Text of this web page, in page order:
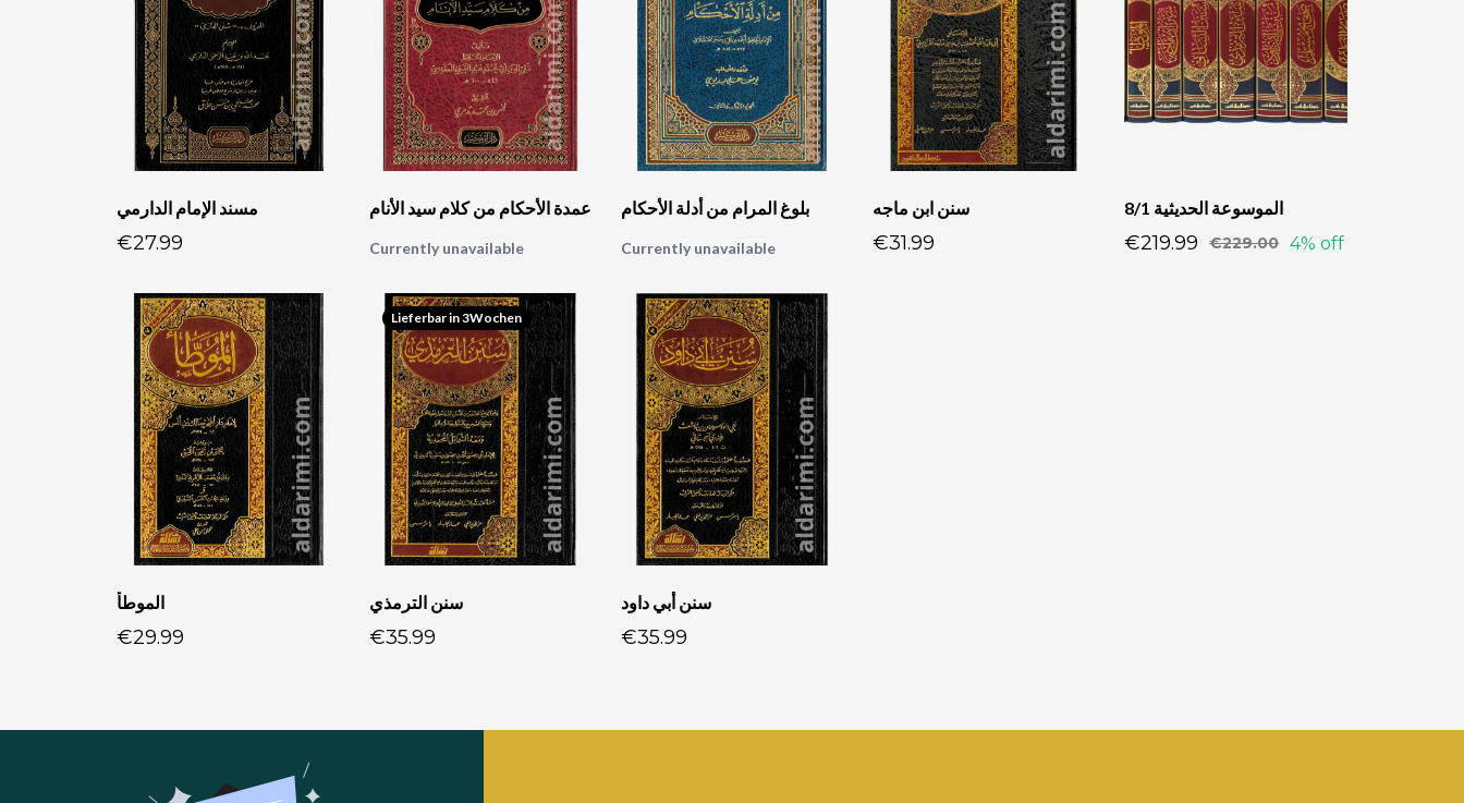
مسند الإمام الدارمي
€27.99
عمدة الأحكام من كلام سيد الأنام
Currently unavailable
بلوغ المرام من أدلة الأحكام
Currently unavailable
سنن ابن ماجه
€31.99
الموسوعة الحديثية 8/1
€219.99 €229.00 4% off
الموطأ
€29.99
Lieferbar in 3Wochen
سنن الترمذي
€35.99
سنن أبي داود
€35.99